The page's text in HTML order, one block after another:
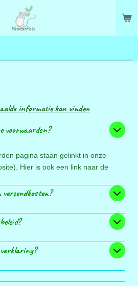
informatie kan vinden
voorwaarden?
pagina staan gelinkt in onze
Hier is ook een link naar de